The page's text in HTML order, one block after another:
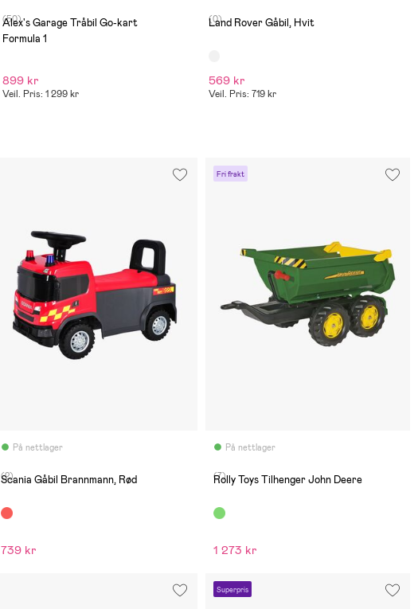
(50)
Alex's Garage Tråbil Go-kart
Formula 1
899 kr
Veil. Pris: 1 299 kr
(0)
Land Rover Gåbil, Hvit
569 kr
Veil. Pris: 719 kr
På nettlager
(2)
Scania Gåbil Brannmann, Rød
739 kr
Fri frakt
På nettlager
(7)
Rolly Toys Tilhenger John Deere
1 273 kr
Superpris